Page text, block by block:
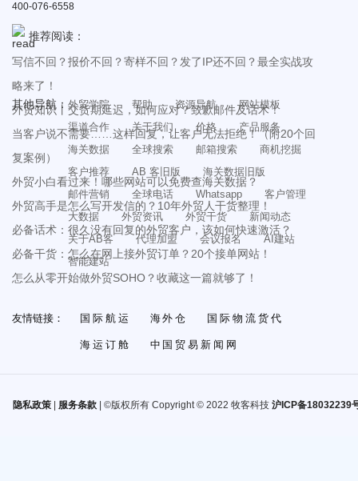
400-076-6558
推荐阅读：
写信不回？报价不回？寄样不回？发了IP还不回？最全实战攻
略来了！
外贸知识丨交货期延迟，如何应对？致歉邮件及话术！
当客户说不需要……这样回复，让客户无法拒绝！（附20个回
复案例）
外贸小白看过来！哪些网站可以免费查海关数据？
外贸高手是怎么写开发信的？10年外贸人干货整理！
必备话术：很久没有回复的外贸客户，该如何快速激活？
必备干货：怎么在网上接外贸订单？20个接单网站！
怎么从零开始做外贸SOHO？收藏这一篇就够了！
其他导航： 外贸学院 帮助 资源导航
网站模板
渠道合作
关于我们 价格
产品服务
海关数据
全球搜索 邮箱搜索
商机挖掘
客户推荐
AB 客旧版
海关数据旧版
邮件营销
全球电话 Whatsapp
客户管理
大数据
外贸资讯 外贸干货
新闻动态
关于AB客
代理加盟 会议报名
AI建站
智能建站
友情链接： 国际航运 海外仓 国际物流货代
海运订舱 中国贸易新闻网
隐私政策| 服务条款| ©版权所有 Copyright © 2022 牧客科技 沪ICP备18032239